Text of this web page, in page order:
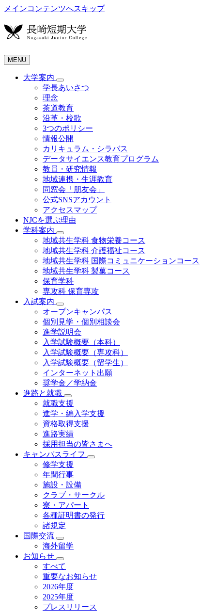
メインコンテンツへスキップ
MENU
大学案内
学長あいさつ
理念
茶道教育
沿革・校歌
3つのポリシー
情報公開
カリキュラム・シラバス
データサイエンス教育プログラム
教員・研究情報
地域連携・生涯教育
同窓会「朋友会」
公式SNSアカウント
アクセスマップ
NJCを選ぶ理由
学科案内
地域共⽣学科 ⾷物栄養コース
地域共生学科 介護福祉コース
地域共生学科 国際コミュニケーションコース
地域共⽣学科 製菓コース
保育学科
専攻科 保育専攻
入試案内
オープンキャンパス
個別⾒学・個別相談会
進学説明会
入学試験概要（本科）
入学試験概要（専攻科）
入学試験概要（留学生）
インターネット出願
奨学金／学納金
進路と就職
就職支援
進学・編入学支援
資格取得⽀援
進路実績
採用担当の皆さまへ
キャンパスライフ
修学支援
年間行事
施設・設備
クラブ・サークル
寮・アパート
各種証明書の発⾏
諸規定
国際交流
海外留学
お知らせ
すべて
重要なお知らせ
2026年度
2025年度
プレスリリース